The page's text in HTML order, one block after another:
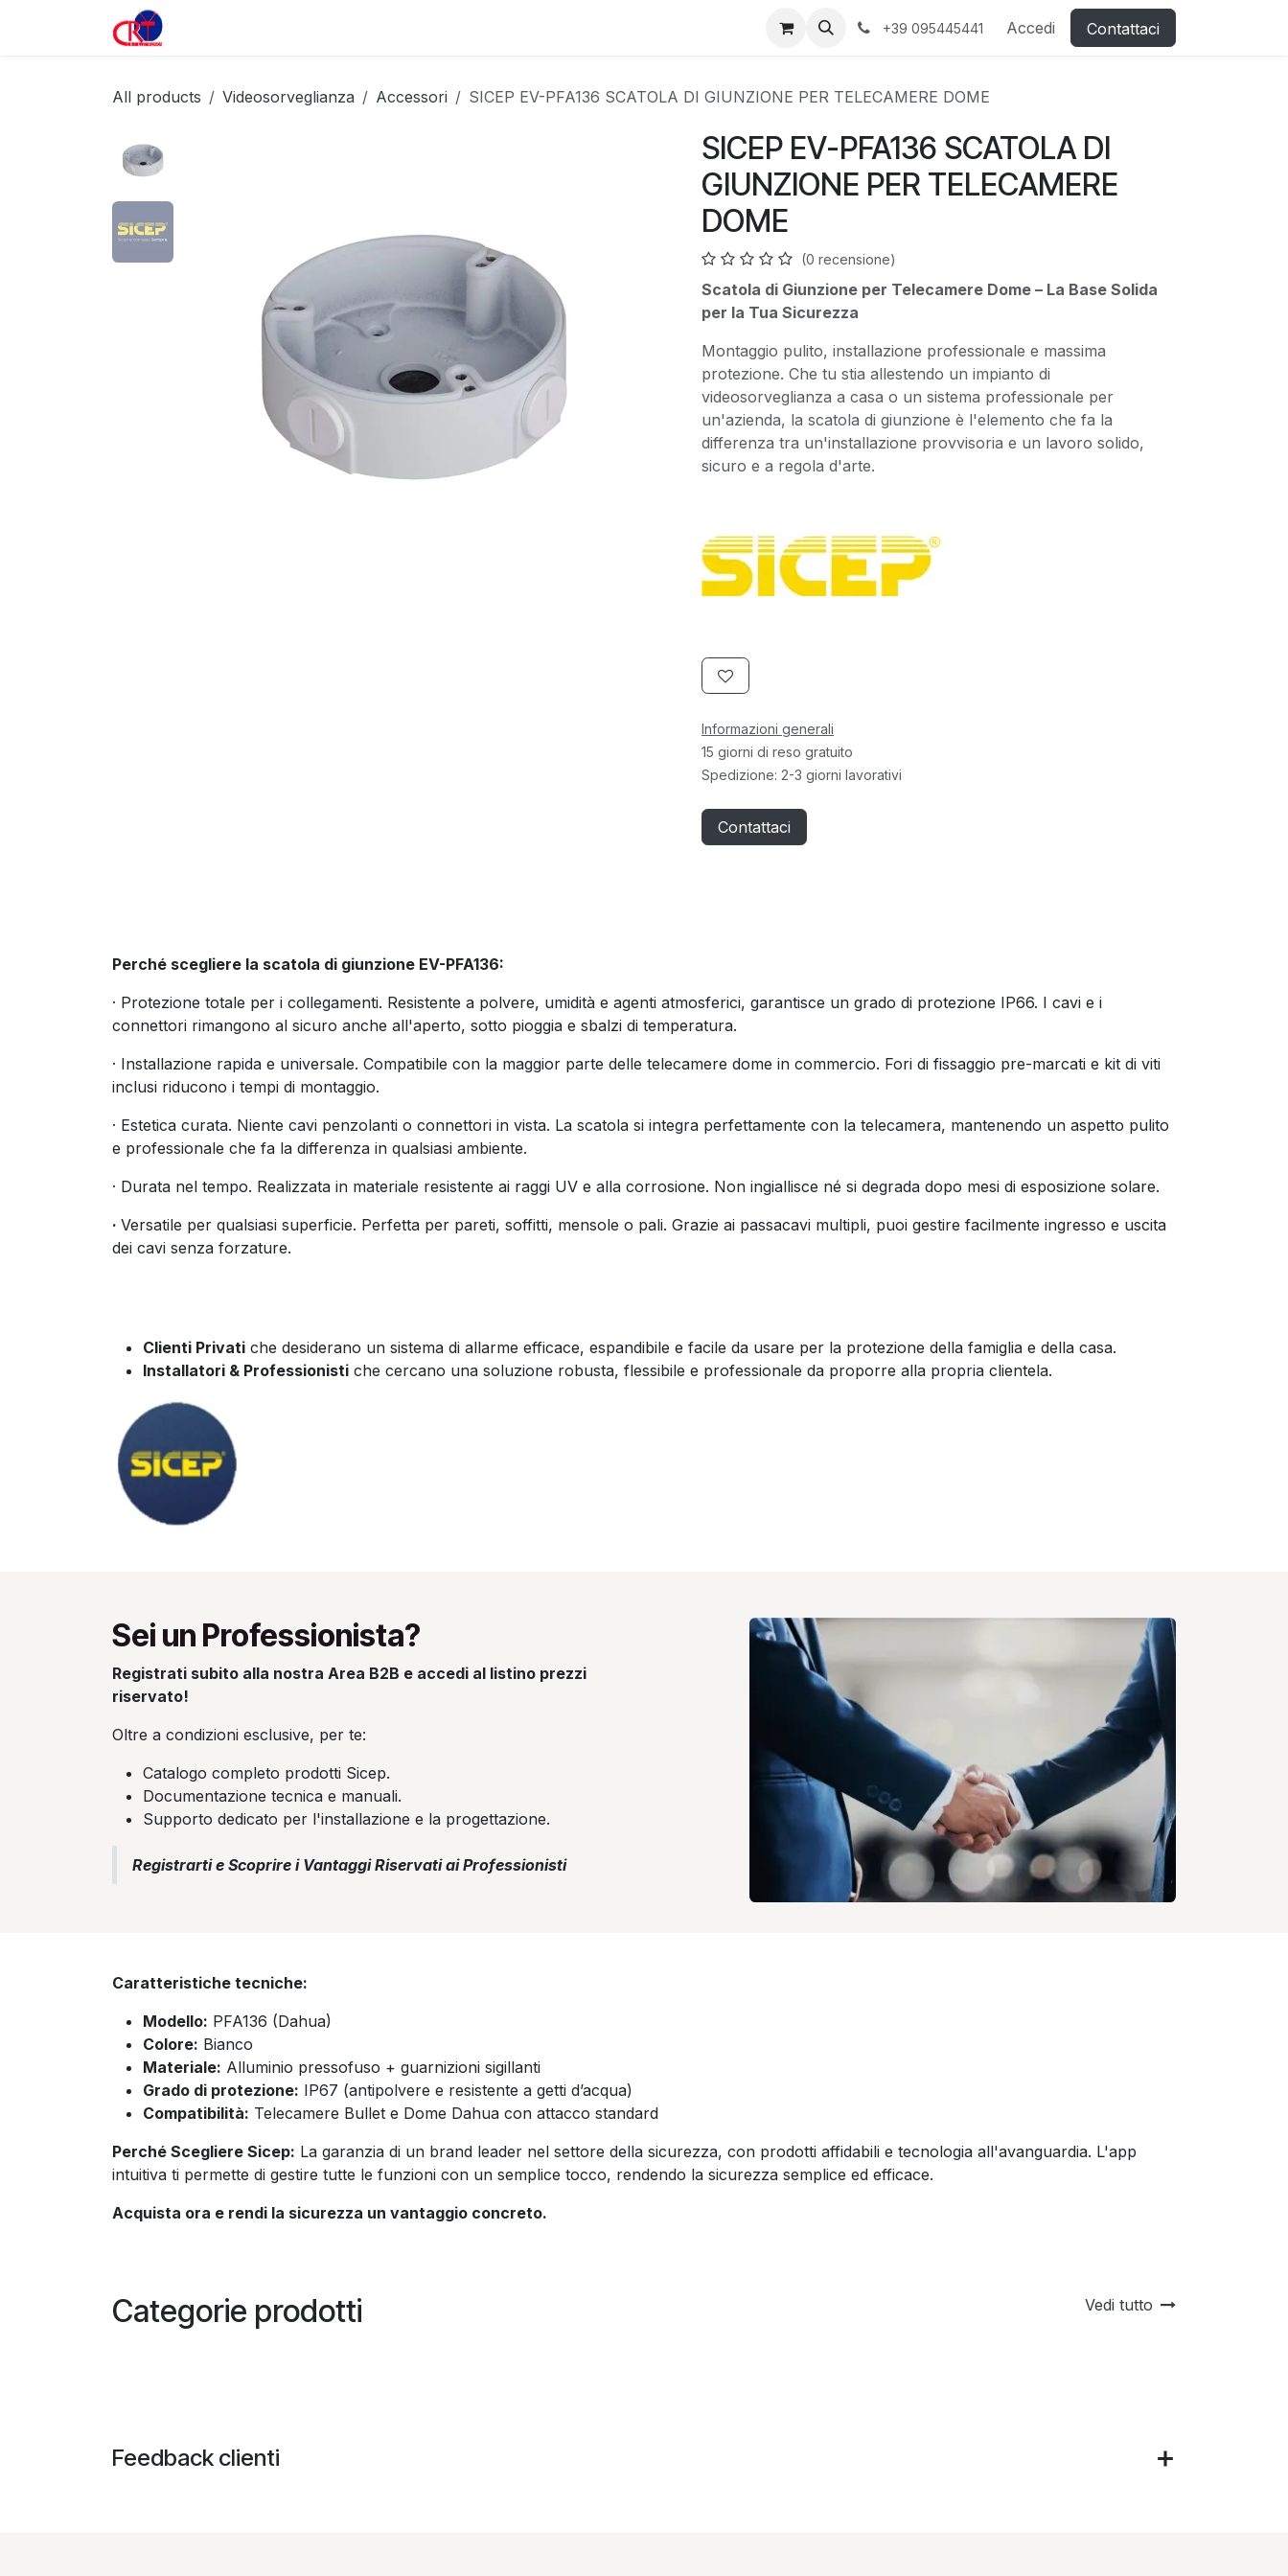
Passa al contenuto
+39 095445441 Accedi Contattaci
All products Videosorveglianza Accessori SICEP EV-PFA136 SCATOLA DI GIUNZIONE PER TELECAMERE DOME
SICEP EV-PFA136 SCATOLA DI
GIUNZIONE PER TELECAMERE
DOME
(0 recensione)
Scatola di Giunzione per Telecamere Dome – La Base Solida
per la Tua Sicurezza
Montaggio pulito, installazione professionale e massima
protezione. Che tu stia allestendo un impianto di
videosorveglianza a casa o un sistema professionale per
un'azienda, la scatola di giunzione è l'elemento che fa la
differenza tra un'installazione provvisoria e un lavoro solido,
sicuro e a regola d'arte.
Informazioni generali
15 giorni di reso gratuito
Spedizione: 2-3 giorni lavorativi
Contattaci
Perché scegliere la scatola di giunzione EV-PFA136:
· Protezione totale per i collegamenti. Resistente a polvere, umidità e agenti atmosferici, garantisce un grado di protezione IP66. I cavi e i
connettori rimangono al sicuro anche all'aperto, sotto pioggia e sbalzi di temperatura.
· Installazione rapida e universale. Compatibile con la maggior parte delle telecamere dome in commercio. Fori di fissaggio pre-marcati e kit di viti
inclusi riducono i tempi di montaggio.
· Estetica curata. Niente cavi penzolanti o connettori in vista. La scatola si integra perfettamente con la telecamera, mantenendo un aspetto pulito
e professionale che fa la differenza in qualsiasi ambiente.
· Durata nel tempo. Realizzata in materiale resistente ai raggi UV e alla corrosione. Non ingiallisce né si degrada dopo mesi di esposizione solare.
· Versatile per qualsiasi superficie. Perfetta per pareti, soffitti, mensole o pali. Grazie ai passacavi multipli, puoi gestire facilmente ingresso e uscita
dei cavi senza forzature.
Clienti Privati che desiderano un sistema di allarme efficace, espandibile e facile da usare per la protezione della famiglia e della casa.
Installatori & Professionisti che cercano una soluzione robusta, flessibile e professionale da proporre alla propria clientela.
Sei un Professionista?
Registrati subito alla nostra Area B2B e accedi al listino prezzi
riservato!
Oltre a condizioni esclusive, per te:
Catalogo completo prodotti Sicep.
Documentazione tecnica e manuali.
Supporto dedicato per l'installazione e la progettazione.
Registrarti e Scoprire i Vantaggi Riservati ai Professionisti
Caratteristiche tecniche:
Modello: PFA136 (Dahua)
Colore: Bianco
Materiale: Alluminio pressofuso + guarnizioni sigillanti
Grado di protezione: IP67 (antipolvere e resistente a getti d’acqua)
Compatibilità: Telecamere Bullet e Dome Dahua con attacco standard
Perché Scegliere Sicep: La garanzia di un brand leader nel settore della sicurezza, con prodotti affidabili e tecnologia all'avanguardia. L'app
intuitiva ti permette di gestire tutte le funzioni con un semplice tocco, rendendo la sicurezza semplice ed efficace.
Acquista ora e rendi la sicurezza un vantaggio concreto.
Categorie prodotti Vedi tutto
Feedback clienti